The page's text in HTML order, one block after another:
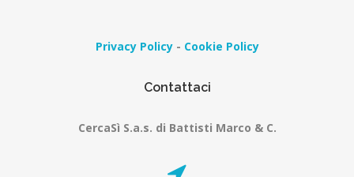
Privacy Policy- Cookie Policy
Contattaci
CercaSì S.a.s. di Battisti Marco & C.